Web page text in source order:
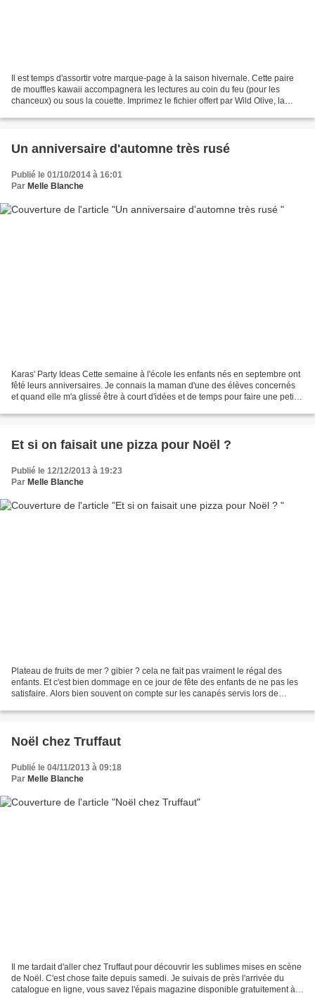
Il est temps d'assortir votre marque-page à la saison hivernale. Cette paire
de mouffles kawaii accompagnera les lectures au coin du feu (pour les
chanceux) ou sous la couette. Imprimez le fichier offert par Wild Olive, la
Un anniversaire d'automne très rusé
Publié le 01/10/2014 à 16:01
Par Melle Blanche
Karas' Party Ideas Cette semaine à l'école les enfants nés en septembre ont
fêté leurs anniversaires. Je connais la maman d'une des élèves concernés
et quand elle m'a glissé être à court d'idées et de temps pour faire une petite
Et si on faisait une pizza pour Noël ?
Publié le 12/12/2013 à 19:23
Par Melle Blanche
Plateau de fruits de mer ? gibier ? cela ne fait pas vraiment le régal des
enfants. Et c'est bien dommage en ce jour de fête des enfants de ne pas les
satisfaire. Alors bien souvent on compte sur les canapés servis lors de
Noël chez Truffaut
Publié le 04/11/2013 à 09:18
Par Melle Blanche
Il me tardait d'aller chez Truffaut pour découvrir les sublimes mises en scène
de Noël. C'est chose faite depuis samedi. Je suivais de près l'arrivée du
catalogue en ligne, vous savez l'épais magazine disponible gratuitement à